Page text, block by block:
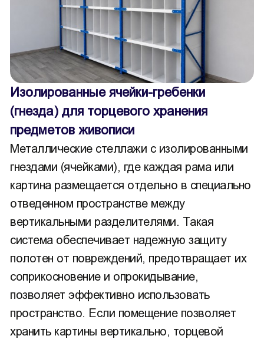
Изолированные ячейки-гребенки
(гнезда) для торцевого хранения
предметов живописи
Металлические стеллажи с изолированными
гнездами (ячейками), где каждая рама или
картина размещается отдельно в специально
отведенном пространстве между
вертикальными разделителями. Такая
система обеспечивает надежную защиту
полотен от повреждений, предотвращает их
соприкосновение и опрокидывание,
позволяет эффективно использовать
пространство. Если помещение позволяет
хранить картины вертикально, торцевой